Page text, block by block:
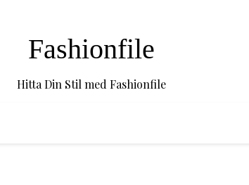
Fashionfile
Hitta Din Stil med Fashionfile